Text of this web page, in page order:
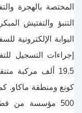
المختصة بالهجرة
التنبؤ والتفتيش
إجراءات التسجيل
19.5 ألف مركبة
500 مؤسسة من